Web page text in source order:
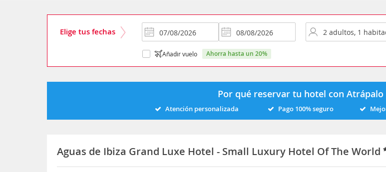
Elige tus fechas
Añadir vuelo ahorra hasta un 20%
Por qué reservar tu hotel con Atrápalo
Atención personalizada Pago 100% seguro
Aguas de Ibiza Grand Luxe Hotel - Small Luxury Hotel Of The World